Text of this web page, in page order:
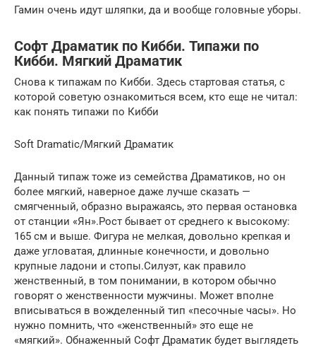
Гамин очень идут шляпки, да и вообще головные уборы.
Софт Драматик по Кибби. Типажи по
Кибби. Мягкий Драматик
Снова к типажам по Кибби. Здесь стартовая статья, с
которой советую ознакомиться всем, кто еще не читал:
как понять типажи по Кибби
Soft Dramatic/Мягкий Драматик
Данный типаж тоже из семейства Драматиков, но он
более мягкий, наверное даже лучше сказать —
смягченный, образно выражаясь, это первая остановка
от станции «Ян».Рост бывает от среднего к высокому:
165 см и выше. Фигура не мелкая, довольно крепкая и
даже угловатая, длинные конечности, и довольно
крупные ладони и стопы.Силуэт, как правило
женственный, в том понимании, в котором обычно
говорят о женственности мужчины. Может вполне
вписываться в вожделенный тип «песочные часы». Но
нужно помнить, что «женственный» это еще не
«мягкий». Обнаженный Софт Драматик будет выглядеть